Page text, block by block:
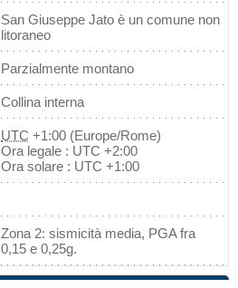
San Giuseppe Jato è un comune non
litoraneo
Parzialmente montano
Collina interna
UTC +1:00 (Europe/Rome)
Ora legale : UTC +2:00
Ora solare : UTC +1:00
Zona 2: sismicità media, PGA fra
0,15 e 0,25g.